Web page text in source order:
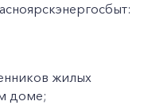
жилых
доме;